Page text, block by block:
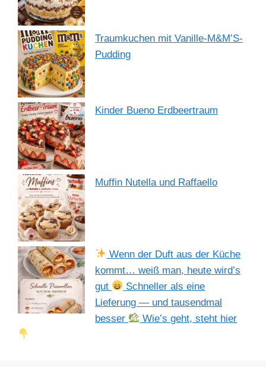
Traumkuchen mit Vanille-M&M’S-
Pudding
Kinder Bueno Erdbeertraum
Muffin Nutella und Raffaello
Wenn der Duft aus der Küche
kommt… weiß man, heute wird’s
gut
Schneller als eine
Lieferung — und tausendmal
besser
Wie’s geht, steht hier